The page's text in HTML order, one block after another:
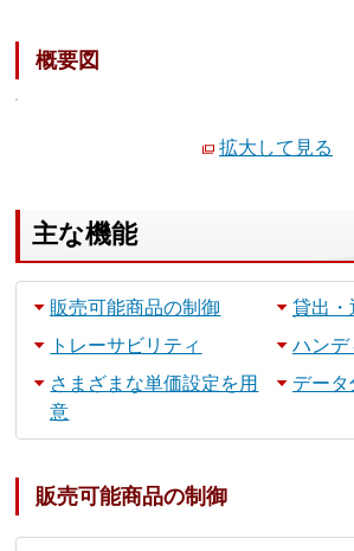
概要図
拡大して見る
主な機能
販売可能商品の制御
貸出・
トレーサビリティ
ハンデ
さまざまな単価設定を用
意
データ
販売可能商品の制御